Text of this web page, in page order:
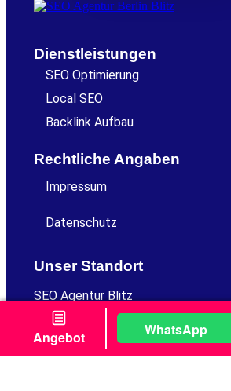
Dienstleistungen
SEO Optimierung
Local SEO
Backlink Aufbau
Rechtliche Angaben
Impressum
Datenschutz
Unser Standort
SEO Agentur Blitz
Bottroper Weg 8
13507 Berlin
Folge Uns
Angebot WhatsApp